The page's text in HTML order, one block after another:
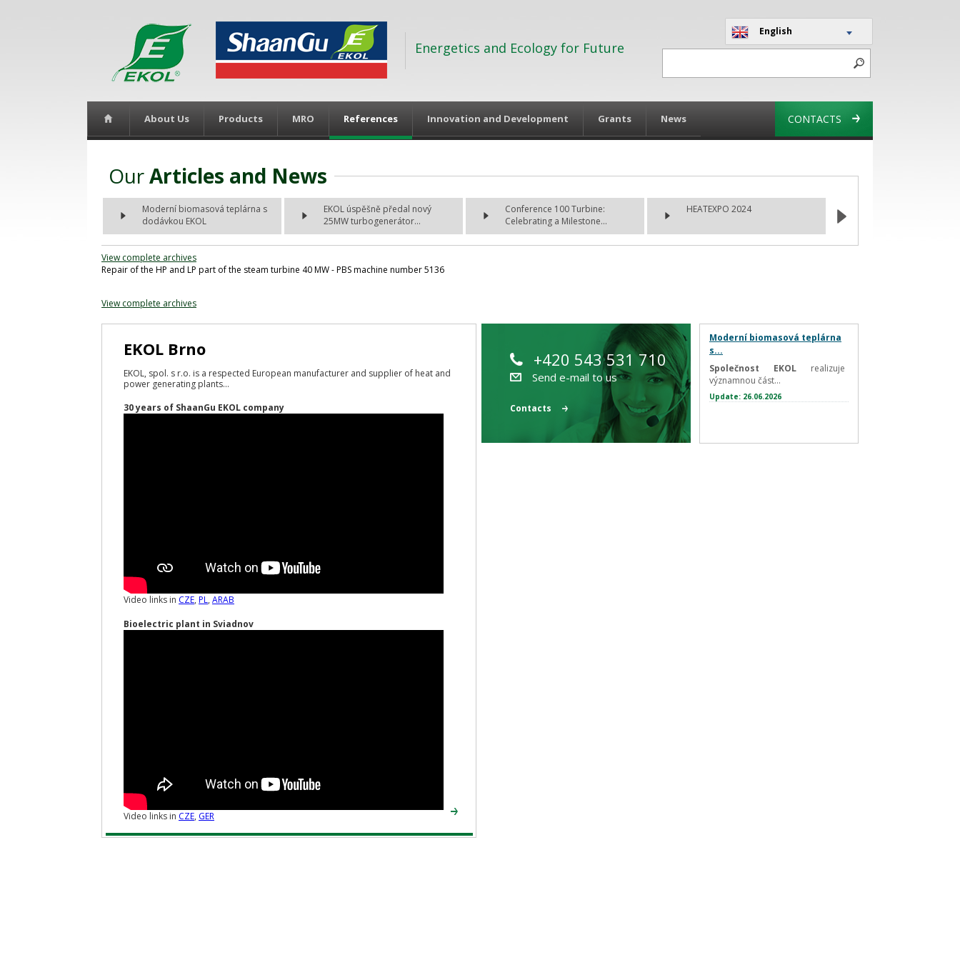
Energetics and Ecology for Future
English
About Us Products MRO References Innovation and Development Grants News CONTACTS
OurArticles and News
Moderní biomasová teplárna s
dodávkou EKOL
EKOL úspěšně předal nový
25MW turbogenerátor...
Conference 100 Turbine:
Celebrating a Milestone...
HEATEXPO 2024
View complete archives
Repair of the HP and LP part of the steam turbine 40 MW - PBS machine number 5136
View complete archives
EKOL Brno
EKOL, spol. s r.o. is a respected European manufacturer and supplier of heat and
power generating plants...
30 years of ShaanGu EKOL company
Video links in CZE, PL, ARAB
Bioelectric plant in Sviadnov
Video links in CZE, GER
+420 543 531 710
Send e-mail to us
Contacts
Moderní biomasová teplárna
s...
Společnost EKOL realizuje
významnou část...
Update: 26.06.2026